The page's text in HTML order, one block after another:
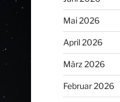
Mai 2026
April 2026
März 2026
Februar 2026